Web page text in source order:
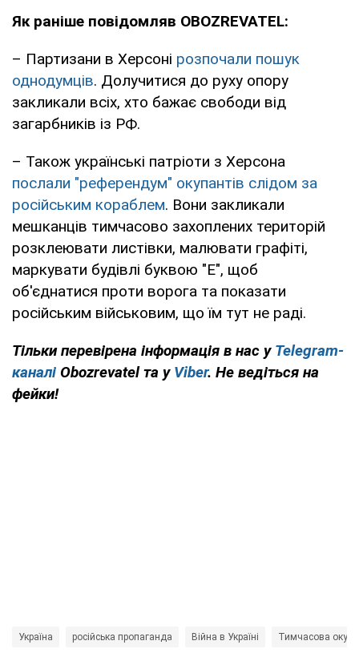
Як раніше повідомляв OBOZREVATEL:
– Партизани в Херсоні розпочали пошук
однодумців. Долучитися до руху опору
закликали всіх, хто бажає свободи від
загарбників із РФ.
– Також українські патріоти з Херсона
послали "референдум" окупантів слідом за
російським кораблем. Вони закликали
мешканців тимчасово захоплених територій
розклеювати листівки, малювати графіті,
маркувати будівлі буквою "Е", щоб
об'єднатися проти ворога та показати
російським військовим, що їм тут не раді.
Тільки перевірена інформація в нас у Telegram-
каналі Obozrevatel та у Viber. Не ведіться на
фейки!
Україна російська пропаганда Війна в Україні Тимчасова